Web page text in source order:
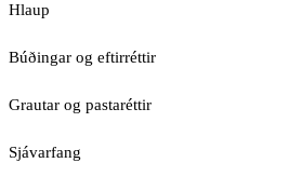
Hlaup
Búðingar og eftirréttir
Grautar og pastaréttir
Sjávarfang